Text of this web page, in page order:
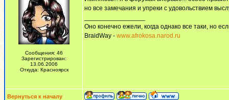
Сообщения: 46
Зарегистрирован:
13.06.2006
Откуда: Красноярск
но все замечания и упреки с удовольствием
Оно конечно ежели, когда однако все таки, но
BraidWay - www.afrokosa.narod.ru
Вернуться к началу